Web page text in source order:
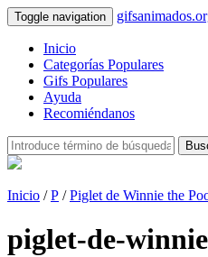
Toggle navigation
Inicio
Categorías Populares
Gifs Populares
Ayuda
Recomiéndanos
Inicio /P /Piglet de Winnie the
piglet-de-